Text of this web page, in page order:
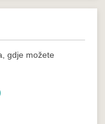
gdje možete